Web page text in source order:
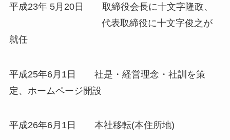
平成23年 5月20日 取締役会長に十文字隆政、
代表取締役に十文字俊之が
就任
平成25年6月1日 社是・経営理念・社訓を策
定、ホームページ開設
平成26年6月1日 本社移転(本住所地)